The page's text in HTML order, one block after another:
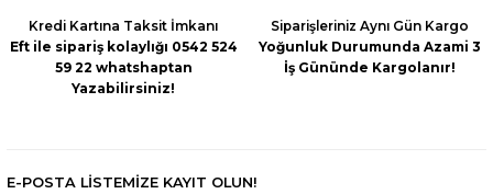
Kredi Kartına Taksit İmkanı
Eft ile sipariş kolaylığı 0542 524
59 22 whatshaptan
Yazabilirsiniz!
Siparişleriniz Aynı Gün Kargo
Yoğunluk Durumunda Azami 3
İş Gününde Kargolanır!
E-POSTA LİSTEMİZE KAYIT OLUN!